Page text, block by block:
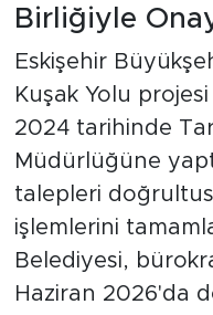
Birliğiyle
Eskişehir
Kuşak Yolu
2024 tarihinde
Müdürlüğüne
talepleri
işlemlerini
Belediyesi,
Haziran 2026'da